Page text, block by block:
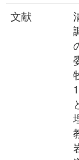
文献